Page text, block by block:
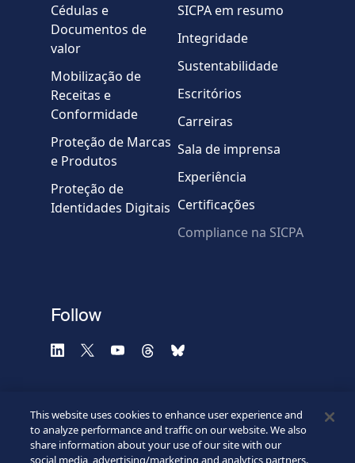
Country
Mensagem
* Campos obrigatórios
Cédulas e
Documentos de
valor
Mobilização de
Receitas e
Conformidade
Proteção de Marcas
e Produtos
Proteção de
Identidades Digitais
SICPA em resumo
Integridade
Sustentabilidade
Escritórios
Carreiras
Sala de imprensa
Experiência
Certificações
Compliance na SICPA
Follow
This website uses cookies to enhance user experience and
to analyze performance and traffic on our website. We also
share information about your use of our site with our
social media, advertising/marketing and analytics partners.